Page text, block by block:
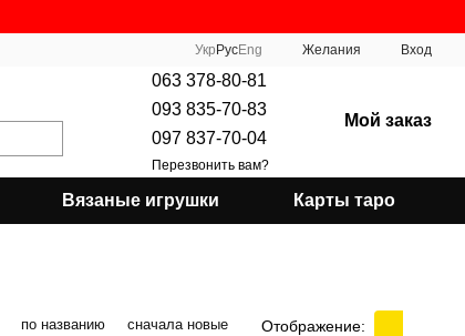
Укр РусEng Желания Вход
063 378-80-81
093 835-70-83
097 837-70-04
Перезвонить вам?
Мой заказ
Вязаные игрушки Карты таро
по названию сначала новые Отображение: